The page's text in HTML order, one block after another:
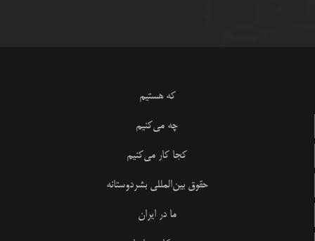
که هستیم
چه می‌کنیم
کجا کار می‌کنیم
حقوق بین‌المللی بشردوستانه
ما در ایران